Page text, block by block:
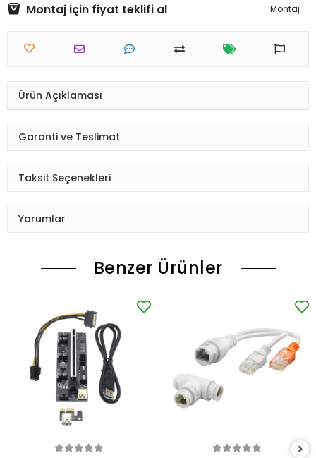
Montaj için fiyat teklifi al Montaj
Ürün Açıklaması
Garanti ve Teslimat
Taksit Seçenekleri
Yorumlar
Benzer Ürünler